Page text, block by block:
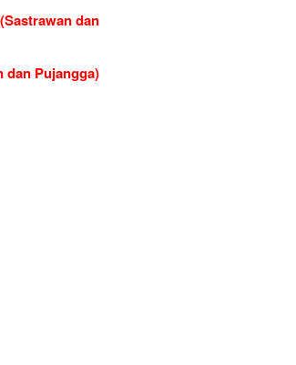
dan
dan Pujangga)